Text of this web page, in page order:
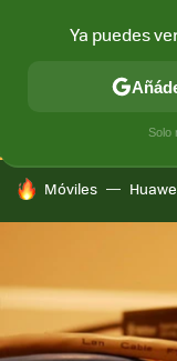
CONECTIVIDAD
HOY SE HABLA DE
Móviles
Ya puedes
Solo